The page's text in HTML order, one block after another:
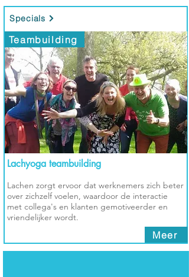
Specials
Teambuilding
Lachyoga teambuilding
Lachen zorgt ervoor dat werknemers zich beter
over zichzelf voelen, waardoor de interactie
met collega's en klanten gemotiveerder en
vriendelijker wordt.
Meer